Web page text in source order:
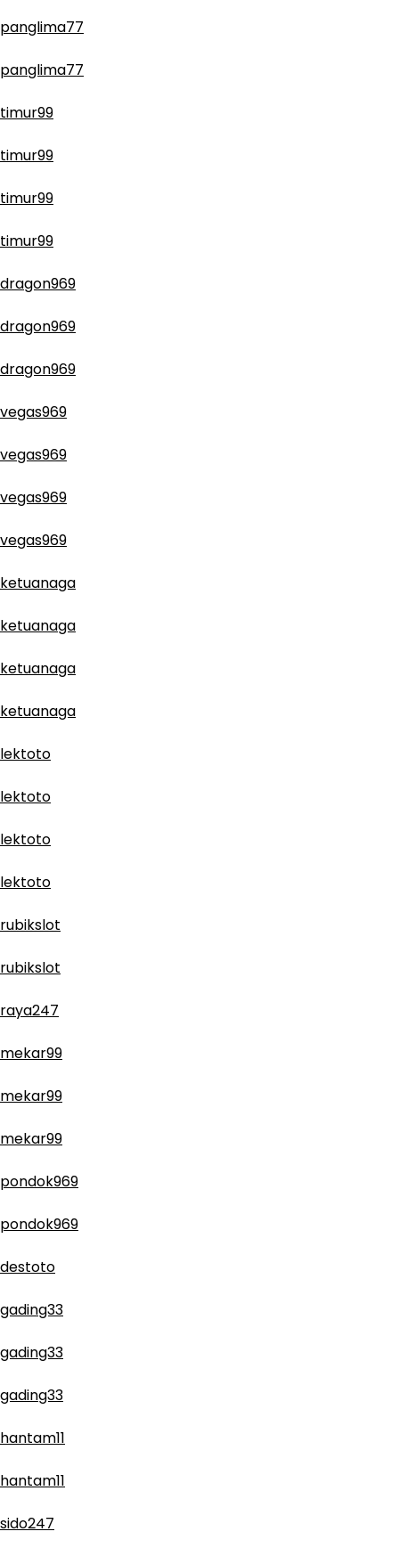
panglima77
panglima77
timur99
timur99
timur99
timur99
dragon969
dragon969
dragon969
vegas969
vegas969
vegas969
vegas969
ketuanaga
ketuanaga
ketuanaga
ketuanaga
lektoto
lektoto
lektoto
lektoto
rubikslot
rubikslot
raya247
mekar99
mekar99
mekar99
pondok969
pondok969
destoto
gading33
gading33
gading33
hantam11
hantam11
sido247